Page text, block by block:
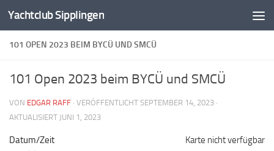
Zum Inhalt springen
Yachtclub Sipplingen
101 OPEN 2023 BEIM BYCÜ UND SMCÜ
101 Open 2023 beim BYCÜ und SMCÜ
VON EDGAR RAFF · VERÖFFENTLICHT SEPTEMBER 14, 2023 ·
AKTUALISIERT JUNI 1, 2023
Karte nicht verfügbar
Datum/Zeit